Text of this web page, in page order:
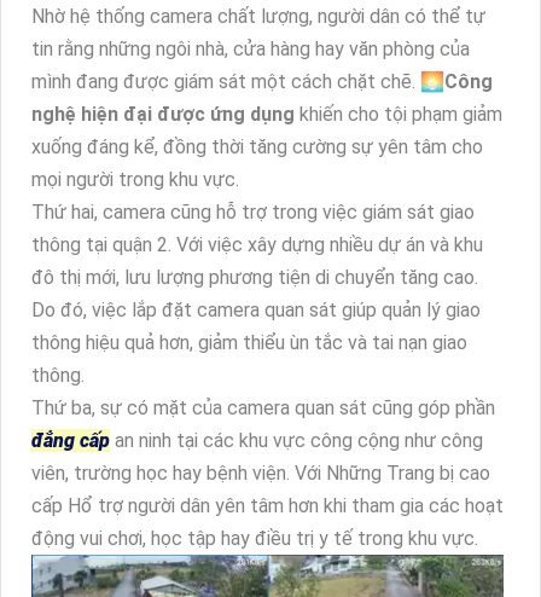
Nhờ hệ thống camera chất lượng, người dân có thể tự
tin rằng những ngôi nhà, cửa hàng hay văn phòng của
mình đang được giám sát một cách chặt chẽ. 🌅Công
nghệ hiện đại được ứng dụng khiến cho tội phạm giảm
xuống đáng kể, đồng thời tăng cường sự yên tâm cho
mọi người trong khu vực.
Thứ hai, camera cũng hỗ trợ trong việc giám sát giao
thông tại quận 2. Với việc xây dựng nhiều dự án và khu
đô thị mới, lưu lượng phương tiện di chuyển tăng cao.
Do đó, việc lắp đặt camera quan sát giúp quản lý giao
thông hiệu quả hơn, giảm thiểu ùn tắc và tai nạn giao
thông.
Thứ ba, sự có mặt của camera quan sát cũng góp phần
đẳng cấp an ninh tại các khu vực công cộng như công
viên, trường học hay bệnh viện. Với Những Trang bị cao
cấp Hổ trợ người dân yên tâm hơn khi tham gia các hoạt
động vui chơi, học tập hay điều trị y tế trong khu vực.